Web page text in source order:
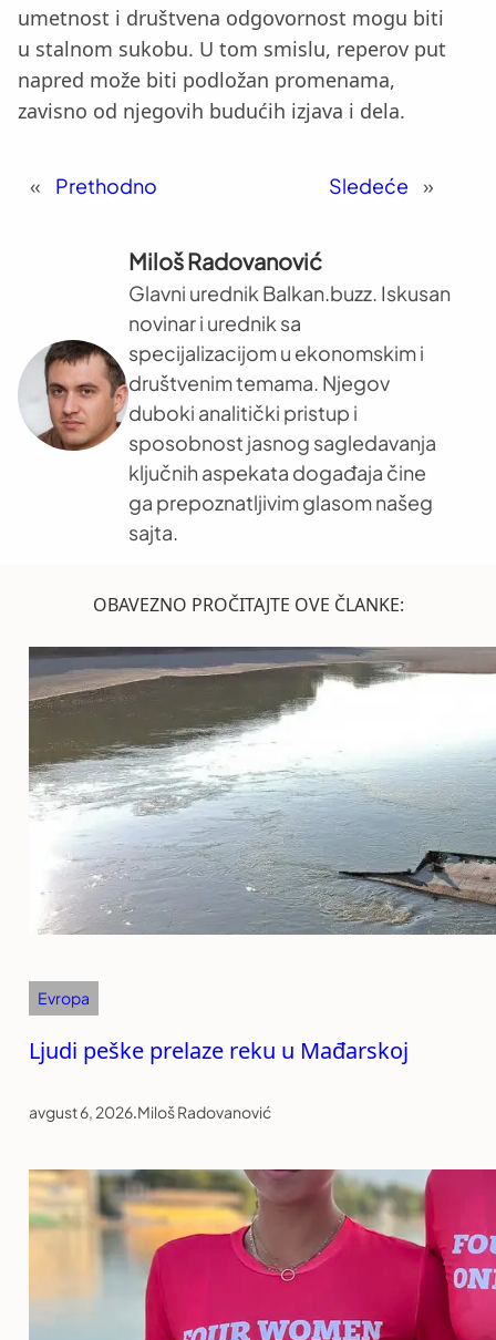
umetnost i društvena odgovornost mogu biti
u stalnom sukobu. U tom smislu, reperov put
napred može biti podložan promenama,
zavisno od njegovih budućih izjava i dela.
« Prethodno Sledeće »
Miloš Radovanović
Glavni urednik Balkan.buzz. Iskusan
novinar i urednik sa
specijalizacijom u ekonomskim i
društvenim temama. Njegov
duboki analitički pristup i
sposobnost jasnog sagledavanja
ključnih aspekata događaja čine
ga prepoznatljivim glasom našeg
sajta.
OBAVEZNO PROČITAJTE OVE ČLANKE:
Evropa
Ljudi peške prelaze reku u Mađarskoj
avgust 6, 2026.Miloš Radovanović